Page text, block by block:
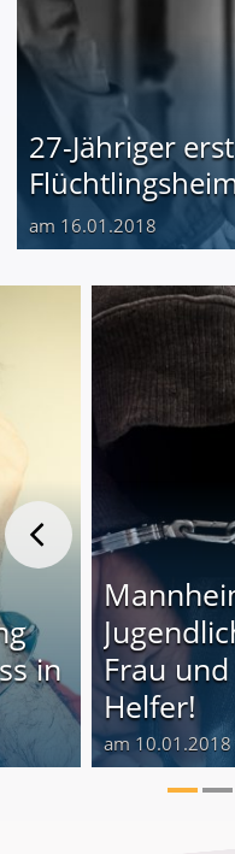
27-Jähriger
am 16.01.2018
in
Frau
Helfer!
am 10.01.2018